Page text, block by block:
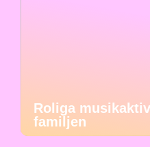
Roliga
familjen